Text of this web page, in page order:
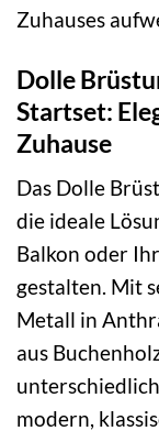
Zuhauses
Dolle
Startset:
Zuhause
Das Dolle
die ideale
Balkon oder
gestalten. Mit
Metall in
aus
modern,